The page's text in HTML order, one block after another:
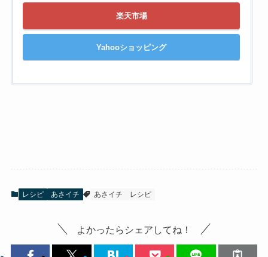
楽天市場
Yahooショッピング
レシピ あさイチ あさイチ レシピ
よかったらシェアしてね！